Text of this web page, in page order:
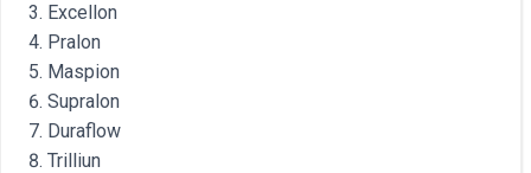
Excellon
Pralon
Maspion
Supralon
Duraflow
Trilliun